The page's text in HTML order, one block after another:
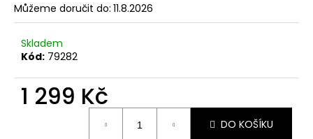
Můžeme doručit do: 11.8.2026
Skladem
Kód: 79282
1 299 Kč
DO KOŠÍKU
o
p
o
u
č